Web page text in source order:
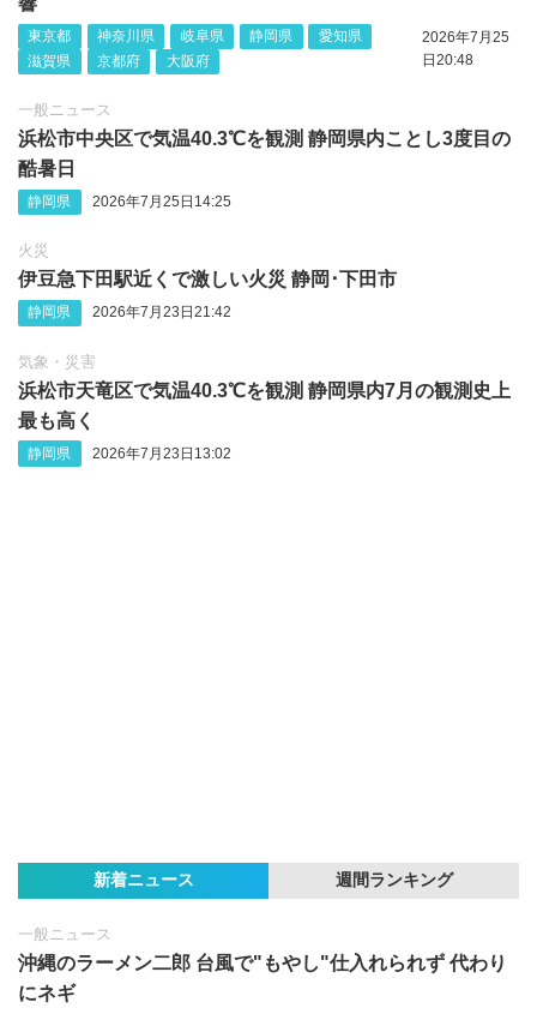
東京都 神奈川県 岐阜県 静岡県
愛知県
滋賀県
京都府 大阪府
2026年7月25
日20:48
一般ニュース
浜松市中央区で気温40.3℃を観測 静岡県内ことし3度目の
酷暑日
静岡県 2026年7月25日14:25
火災
伊豆急下田駅近くで激しい火災 静岡‪･‬下田市
静岡県 2026年7月23日21:42
気象・災害
浜松市天竜区で気温40.3℃を観測 静岡県内7月の観測史上
最も高く
静岡県 2026年7月23日13:02
新着ニュース 週間ランキング
一般ニュース
沖縄のラーメン二郎 台風で"もやし"仕入れられず 代わり
にネギ